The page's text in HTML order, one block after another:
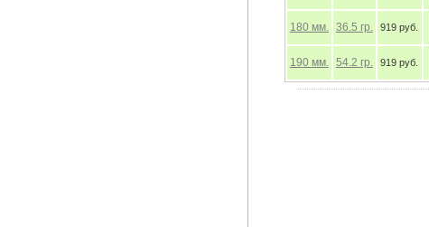
180 мм. 36.5 гр. 919 руб.
190 мм. 54.2 гр. 919 руб.